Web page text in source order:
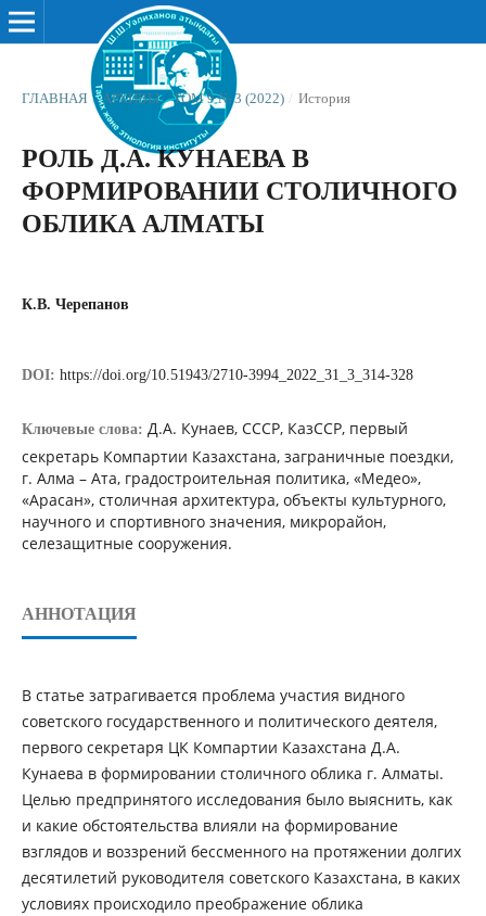
ГЛАВНАЯ / АРХИВЫ / ТОМ 9 № 3 (2022) / История
РОЛЬ Д.А. КУНАЕВА В
ФОРМИРОВАНИИ СТОЛИЧНОГО
ОБЛИКА АЛМАТЫ
К.В. Черепанов
DOI: https://doi.org/10.51943/2710-3994_2022_31_3_314-328
Ключевые слова: Д.А. Кунаев, СССР, КазССР, первый
секретарь Компартии Казахстана, заграничные поездки,
г. Алма – Ата, градостроительная политика, «Медео»,
«Арасан», столичная архитектура, объекты культурного,
научного и спортивного значения, микрорайон,
селезащитные сооружения.
АННОТАЦИЯ
В статье затрагивается проблема участия видного
советского государственного и политического деятеля,
первого секретаря ЦК Компартии Казахстана Д.А.
Кунаева в формировании столичного облика г. Алматы.
Целью предпринятого исследования было выяснить, как
и какие обстоятельства влияли на формирование
взглядов и воззрений бессменного на протяжении долгих
десятилетий руководителя советского Казахстана, в каких
условиях происходило преображение облика